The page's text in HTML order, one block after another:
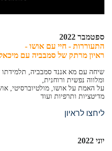
ספטמבר 2022
התעוררות - חיי עם אושו -
ראיון מרתק של סמבביה עם
ומלווה נפשית ורוחנית,
על האמת על אושו, מולטיוברסיטי,
מדיטציות ותרפיות ועוד
ליחצו לראיון
יוני 2022